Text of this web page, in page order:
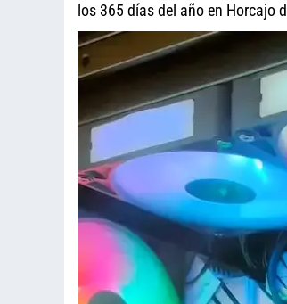
los 365 días del año en Horcajo